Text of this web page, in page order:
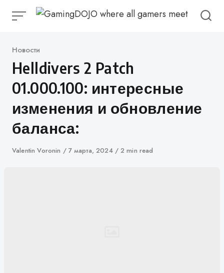
Категория
Новости
Helldivers 2 Patch
01.000.100: интересные
изменения и обновление
баланса:
Автор
Valentin Voronin
Опубликован
7 марта, 2024 2 min read